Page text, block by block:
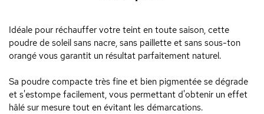
Idéale pour réchauffer votre teint en toute saison, cette
poudre de soleil sans nacre, sans paillette et sans sous-ton
orangé vous garantit un résultat parfaitement naturel.
Sa poudre compacte très fine et bien pigmentée se dégrade
et s'estompe facilement, vous permettant d'obtenir un effet
hâlé sur mesure tout en évitant les démarcations.